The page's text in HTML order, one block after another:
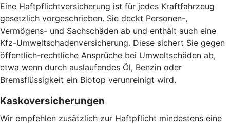
Eine Haftpflichtversicherung ist für jedes Kraftfahrzeug
gesetzlich vorgeschrieben. Sie deckt Personen-,
Vermögens- und Sachschäden ab und enthält auch eine
Kfz-Umweltschadenversicherung. Diese sichert Sie gegen
öffentlich-rechtliche Ansprüche bei Umweltschäden ab,
etwa wenn durch auslaufendes Öl, Benzin oder
Bremsflüssigkeit ein Biotop verunreinigt wird.
Kaskoversicherungen
Wir empfehlen zusätzlich zur Haftpflicht mindestens eine